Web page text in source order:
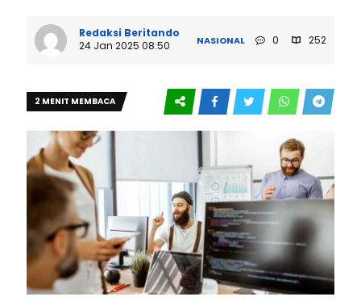
Redaksi Beritando
24 Jan 2025 08:50
NASIONAL 0 252
2 MENIT MEMBACA